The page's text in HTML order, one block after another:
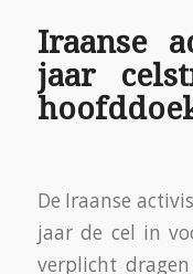
Iraanse
jaar
De Iraanse
jaar de cel in
verplicht